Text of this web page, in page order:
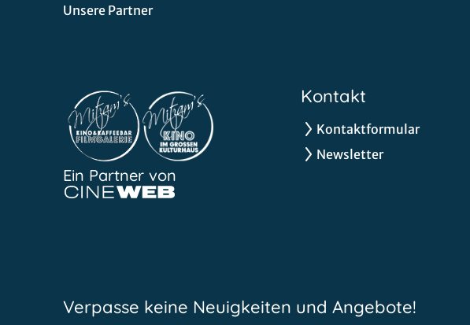
Unsere Partner
Ein Partner von
Kontakt
Kontaktformular
Newsletter
Verpasse keine Neuigkeiten und Angebote!